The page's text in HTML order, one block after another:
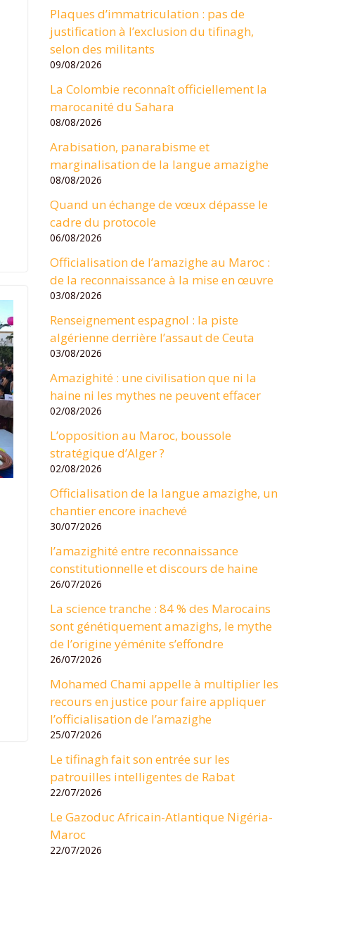
Plaques d’immatriculation : pas de
justification à l’exclusion du tifinagh,
selon des militants
09/08/2026
La Colombie reconnaît officiellement la
marocanité du Sahara
08/08/2026
Arabisation, panarabisme et
marginalisation de la langue amazighe
08/08/2026
Quand un échange de vœux dépasse le
cadre du protocole
06/08/2026
Officialisation de l’amazighe au Maroc :
de la reconnaissance à la mise en œuvre
03/08/2026
Renseignement espagnol : la piste
algérienne derrière l’assaut de Ceuta
03/08/2026
Amazighité : une civilisation que ni la
haine ni les mythes ne peuvent effacer
02/08/2026
L’opposition au Maroc, boussole
stratégique d’Alger ?
02/08/2026
Officialisation de la langue amazighe, un
chantier encore inachevé
30/07/2026
l’amazighité entre reconnaissance
constitutionnelle et discours de haine
26/07/2026
La science tranche : 84 % des Marocains
sont génétiquement amazighs, le mythe
de l’origine yéménite s’effondre
26/07/2026
Mohamed Chami appelle à multiplier les
recours en justice pour faire appliquer
l’officialisation de l’amazighe
25/07/2026
Le tifinagh fait son entrée sur les
patrouilles intelligentes de Rabat
22/07/2026
Le Gazoduc Africain-Atlantique Nigéria-
Maroc
22/07/2026